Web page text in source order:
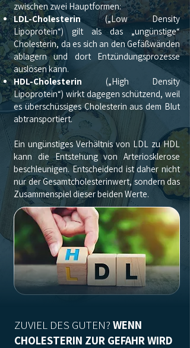
zwischen zwei Hauptformen:
LDL-Cholesterin(„Low Density
Lipoprotein“) gilt als das „ungünstige“
Cholesterin, da es sich an den Gefäßwänden
ablagern und dort Entzündungsprozesse
auslösen kann.
HDL-Cholesterin („High Density
Lipoprotein“) wirkt dagegen schützend, weil
es überschüssiges Cholesterin aus dem Blut
abtransportiert.
Ein ungünstiges Verhältnis von LDL zu HDL
kann die Entstehung von Arteriosklerose
beschleunigen. Entscheidend ist daher nicht
nur der Gesamtcholesterinwert, sondern das
Zusammenspiel dieser beiden Werte.
ZUVIEL DES GUTEN? WENN
CHOLESTERIN ZUR GEFAHR WIRD